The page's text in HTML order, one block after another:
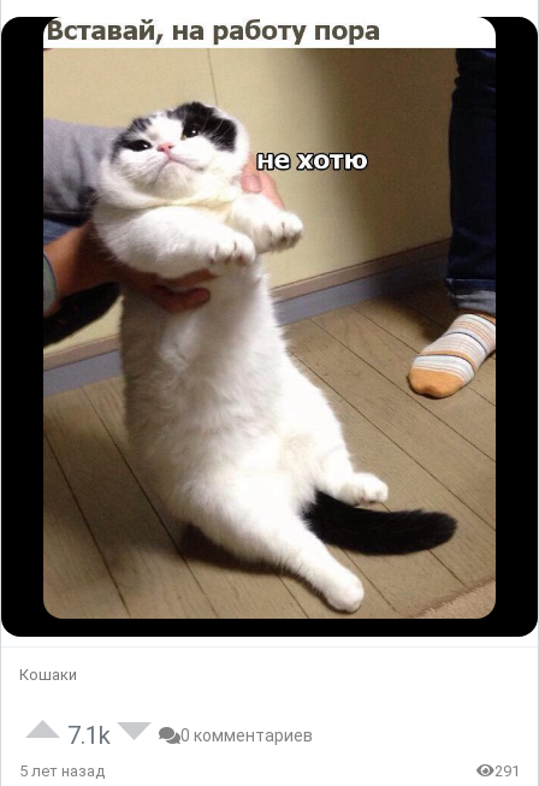
Кошаки
7.1k 0 комментариев
5 лет назад 291